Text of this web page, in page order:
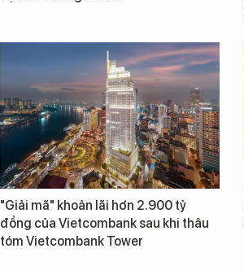
"Giải mã" khoản lãi hơn 2.900 tỷ
đồng của Vietcombank sau khi thâu
tóm Vietcombank Tower